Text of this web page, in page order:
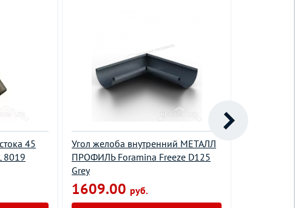
45
8019
Угол желоба внутренний МЕТАЛЛ
ПРОФИЛЬ Foramina Freeze D125
Grey
1609.00 руб.